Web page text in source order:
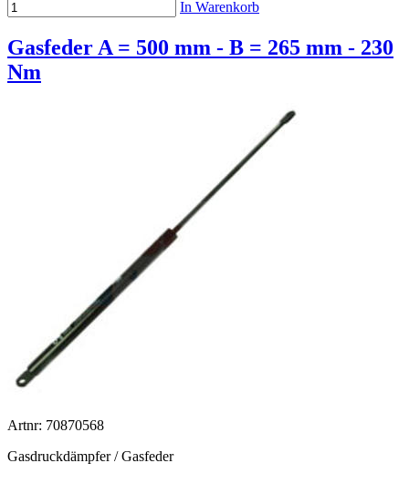
In Warenkorb
Gasfeder A = 500 mm - B = 265 mm - 230
Nm
Artnr: 70870568
Gasdruckdämpfer / Gasfeder